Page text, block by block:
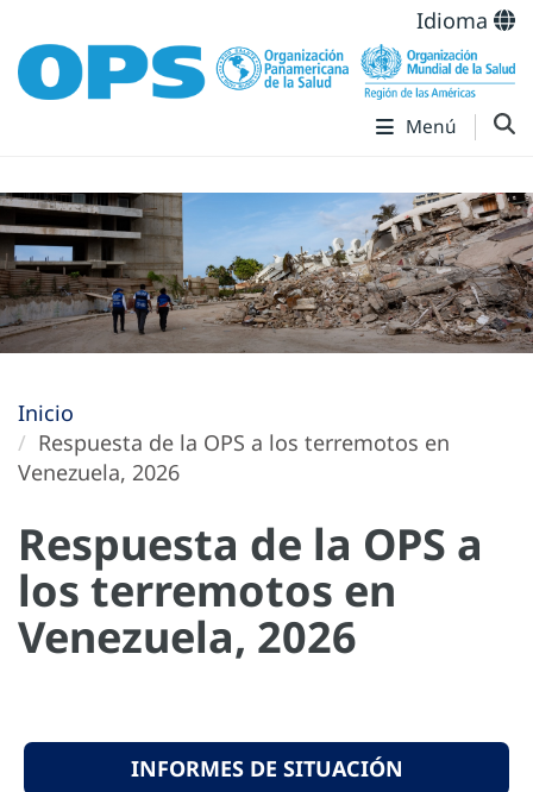
Idioma
Menú
Inicio
Respuesta de la OPS a los terremotos en
Venezuela, 2026
Respuesta de la OPS a
los terremotos en
Venezuela, 2026
INFORMES DE SITUACIÓN